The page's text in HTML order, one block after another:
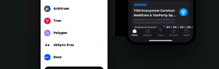
Bahasa Indonesia
Português (Brasil)